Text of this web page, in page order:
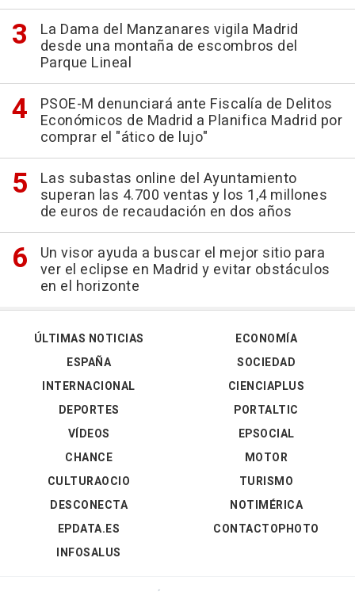
La Dama del Manzanares vigila Madrid
desde una montaña de escombros del
Parque Lineal
PSOE-M denunciará ante Fiscalía de Delitos
Económicos de Madrid a Planifica Madrid por
comprar el "ático de lujo"
Las subastas online del Ayuntamiento
superan las 4.700 ventas y los 1,4 millones
de euros de recaudación en dos años
Un visor ayuda a buscar el mejor sitio para
ver el eclipse en Madrid y evitar obstáculos
en el horizonte
ÚLTIMAS NOTICIAS
ESPAÑA
INTERNACIONAL
DEPORTES
VÍDEOS
ECONOMÍA
SOCIEDAD
CIENCIAPLUS
PORTALTIC
EPSOCIAL
CHANCE
CULTURAOCIO
DESCONECTA
EPDATA.ES
INFOSALUS
MOTOR
TURISMO
NOTIMÉRICA
CONTACTOPHOTO